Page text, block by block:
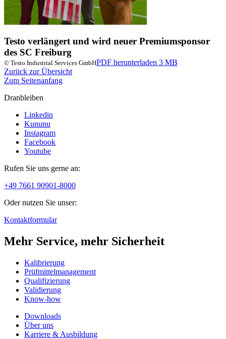
Testo verlängert und wird neuer Premiumsponsor
des SC Freiburg
© Testo Industrial Services GmbHPDF herunterladen 3 MB
Zurück zur Übersicht
Zum Seitenanfang
Dranbleiben
Linkedin
Kununu
Instagram
Facebook
Youtube
Rufen Sie uns gerne an:
+49 7661 90901-8000
Oder nutzen Sie unser:
Kontaktformular
Mehr Service, mehr Sicherheit
Kalibrierung
Prüfmittelmanagement
Qualifizierung
Validierung
Know-how
Downloads
Über uns
Karriere & Ausbildung